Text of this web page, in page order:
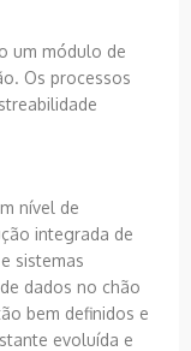
um módulo de
Os processos
nível de
integrada de
sistemas
dados no chão
bem definidos e
evoluída e